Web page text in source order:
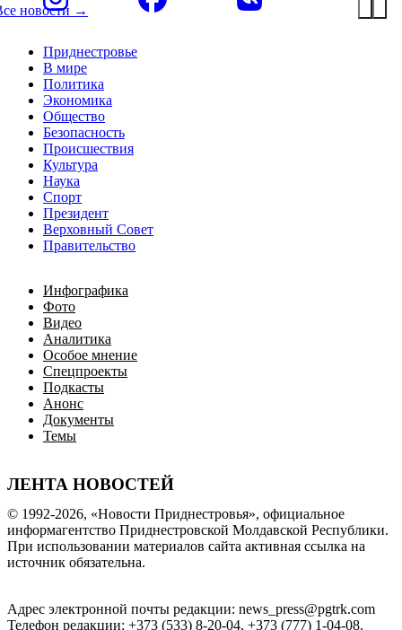
Приднестровье
В мире
Политика
Экономика
Общество
Безопасность
Происшествия
Культура
Наука
Спорт
Президент
Верховный Совет
Правительство
Инфографика
Фото
Видео
Аналитика
Особое мнение
Спецпроекты
Подкасты
Анонс
Документы
Темы
ЛЕНТА НОВОСТЕЙ
новости →
© 1992-2026, «Новости Приднестровья», официальное
информагентство Приднестровской Молдавской Республики.
При использовании материалов сайта активная ссылка на
источник обязательна.
Адрес электронной почты редакции: news_press@pgtrk.com
Телефон редакции: +373 (533) 8-20-04, +373 (777) 1-04-08.